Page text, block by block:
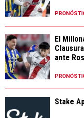
El
ante
Stake